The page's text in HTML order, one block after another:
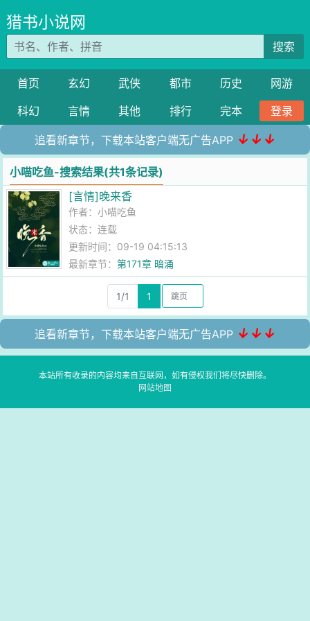
猎书小说网
搜索
首页 玄幻 武侠 都市 历史
网游
科幻
言情 其他 排行 完本 登录
追看新章节，下载本站客户端无广告APP ↓↓↓
小喵吃鱼-搜索结果(共1条记录)
[言情]晚来香
作者： 小喵吃鱼
状态：连载
更新时间：09-19 04:15:13
最新章节：第171章 暗涌
1/1 1
追看新章节，下载本站客户端无广告APP ↓↓↓
本站所有收录的内容均来自互联网，如有侵权我们将尽快删除。
网站地图